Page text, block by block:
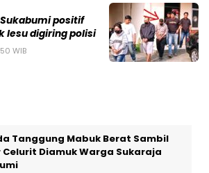
positif
lesu digiring polisi
WIB
Tanggung Mabuk Berat Sambil
Celurit Diamuk Warga Sukaraja